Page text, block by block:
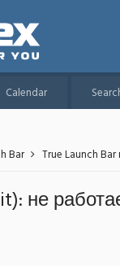
Calendar
Bar True Launch
не